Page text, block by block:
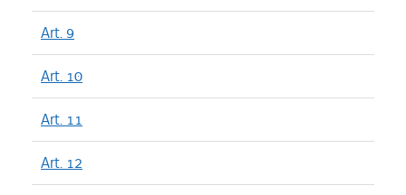
Art. 9
Art. 10
Art. 11
Art. 12